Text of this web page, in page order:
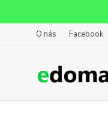
O nás Facebook